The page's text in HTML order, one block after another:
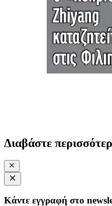
Διαβάστε
Κάντε εγγραφή στο